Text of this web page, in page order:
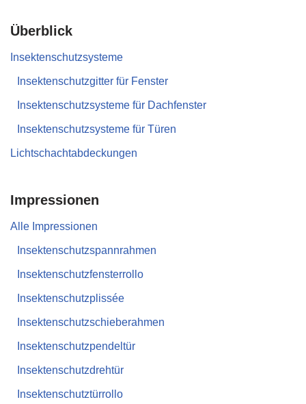
Überblick
Insektenschutzsysteme
Insektenschutzgitter für Fenster
Insektenschutzsysteme für Dachfenster
Insektenschutzsysteme für Türen
Lichtschachtabdeckungen
Impressionen
Alle Impressionen
Insektenschutzspannrahmen
Insektenschutzfensterrollo
Insektenschutzplissée
Insektenschutzschieberahmen
Insektenschutzpendeltür
Insektenschutzdrehtür
Insektenschutztürrollo